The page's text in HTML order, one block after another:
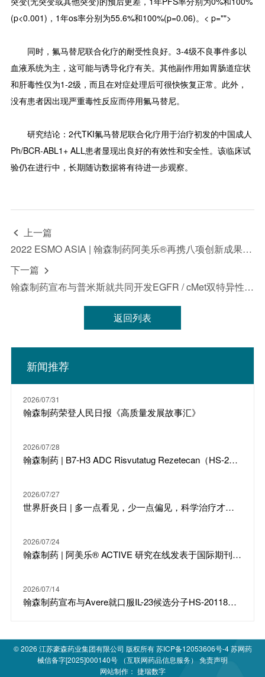
(p<0.001)，1年os率分别为55.6%和100%(p=0.06)。< p="">
同时，氟马替尼联合化疗的耐受性良好。3-4级不良事件多以
血液系统为主，这可能与诱导化疗有关。其他副作用如胃肠道症状
和肝毒性仅为1-2级，而且在对症处理后可很快恢复正常。此外，
没有患者因出现严重毒性反应而停用氟马替尼。
研究结论：2代TKI氟马替尼联合化疗用于治疗初发的中国成人
Ph/BCR-ABL1+ ALL患者显现出良好的有效性和安全性。该临床试
验仍在进行中，长期随访数据将有待进一步观察。

上一篇
2022 ESMO ASIA | 翰森制药阿美乐®再携八项创新成果填补国际空白
下一篇 
翰森制药宣布与普米斯就共同开发EGFR / cMet双特异性抗体药物达成战略合作
返回列表
新闻推荐
2026/07/31
翰森制药荣登人民日报《高质量发展故事汇》
2026/07/28
翰森制药 | B7-H3 ADC Risvutatug Rezetecan（HS-20093）骨肉瘤III期临床ARTEMIS-011达到IRC-PFS主要终点
2026/07/27
世界肝炎日 | 多一点看见，少一点偏见，科学治疗才是打败乙肝的最强答案
2026/07/24
翰森制药 | 阿美乐® ACTIVE 研究在线发表于国际期刊 JTO
2026/07/14
翰森制药宣布与Avere就口服IL-23候选分子HS-20118达成许可合作及战略投资
© 2026 江苏豪森药业集团有限公司 版权所有苏ICP备12053606号-4苏网药
械信备字[2025]000140号 （互联网药品信息服务） 免责声明
网站制作： 捷瑞数字